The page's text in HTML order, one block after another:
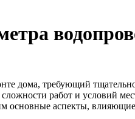
дома, требующий
работ и условий
основные аспекты,